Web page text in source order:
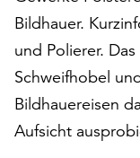
Seite
die
Schaltfläche
„Cookie-
Einstellungen“
Verfügung.
Bildhauer.
und Polierer.
Schweifhobel
Bildhauereisen
Aufsicht